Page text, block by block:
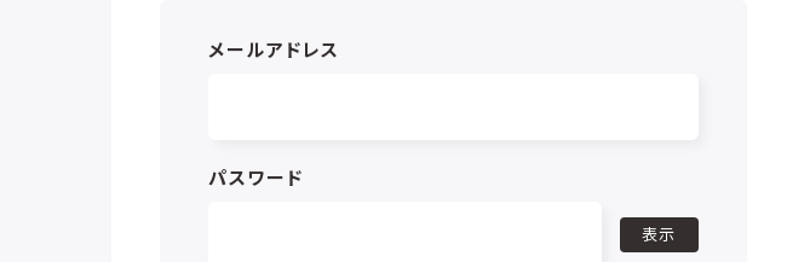
メールアドレス
パスワード
表示